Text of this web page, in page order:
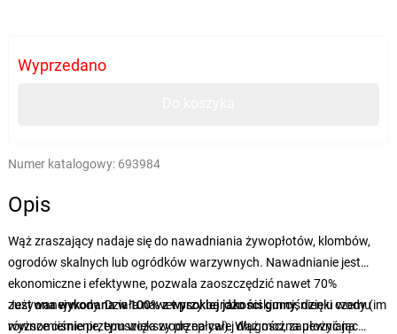
Wyprzedano
Numer katalogowy: 693984
Opis
Wąż zraszający nadaje się do nawadniania żywopłotów, klombów,
ogrodów skalnych lub ogródków warzywnych. Nawadnianie jest
ekonomiczne i efektywne, pozwala zaoszczędzić nawet 70%
zużywanej wody. Działa nawet przy bardzo niskim ciśnieniu wody (im
wyższe ciśnienie, tym większy przepływ). Wąż można ułożyć na
Jestona wykonana w 100% z wysokiej jakości gumy, dzięki czemu
równomiernie przepuszcza wodę na całej długości, zapewniając